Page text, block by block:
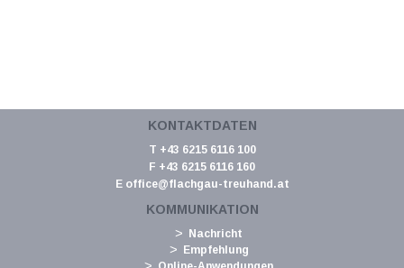
KONTAKTDATEN
T +43 6215 6116 100
F +43 6215 6116 160
E office@flachgau-treuhand.at
KOMMUNIKATION
Nachricht
Empfehlung